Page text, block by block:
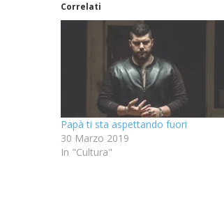
Correlati
Papà ti sta aspettando fuori
30 Marzo 2019
In "Cultura"